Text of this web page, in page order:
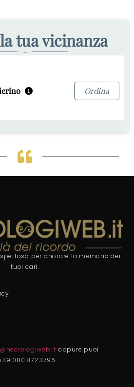
tua vicinanza
~
Ordina
per onorare la memoria dei
tuoi cari.
oppure puoi
080.872.3796